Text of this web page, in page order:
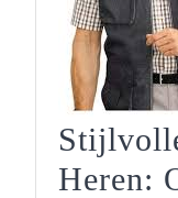
Heren: